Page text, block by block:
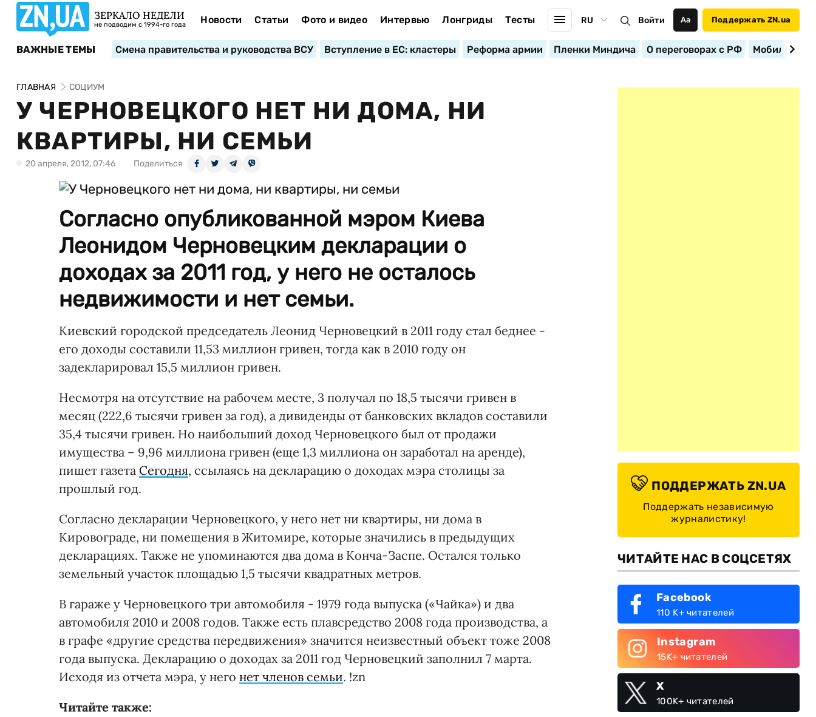
ЗЕРКАЛО НЕДЕЛИ
не подводим с 1994-го года Новости Статьи Фото и видео Интервью Лонгриды Тесты RU Войти Аа Поддержать ZN.ua
ВАЖНЫЕ ТЕМЫ Смена правительства и руководства ВСУ Вступление в ЕС: кластеры Реформа армии Пленки Миндича О переговорах с РФ
ГЛАВНАЯ СОЦИУМ
У ЧЕРНОВЕЦКОГО НЕТ НИ ДОМА, НИ
КВАРТИРЫ, НИ СЕМЬИ
20 апреля, 2012, 07:46 Поделиться
Согласно опубликованной мэром Киева
Леонидом Черновецким декларации о
доходах за 2011 год, у него не осталось
недвижимости и нет семьи.
Киевский городской председатель Леонид Черновецкий в 2011 году стал беднее -
его доходы составили 11,53 миллион гривен, тогда как в 2010 году он
задекларировал 15,5 миллион гривен.
Несмотря на отсутствие на рабочем месте, 3 получал по 18,5 тысячи гривен в
месяц (222,6 тысячи гривен за год), а дивиденды от банковских вкладов составили
35,4 тысячи гривен. Но наибольший доход Черновецкого был от продажи
имущества – 9,96 миллиона гривен (еще 1,3 миллиона он заработал на аренде),
пишет газета Сегодня, ссылаясь на декларацию о доходах мэра столицы за
прошлый год.
Согласно декларации Черновецкого, у него нет ни квартиры, ни дома в
Кировограде, ни помещения в Житомире, которые значились в предыдущих
декларациях. Также не упоминаются два дома в Конча-Заспе. Остался только
земельный участок площадью 1,5 тысячи квадратных метров.
В гараже у Черновецкого три автомобиля - 1979 года выпуска («Чайка») и два
автомобиля 2010 и 2008 годов. Также есть плавсредство 2008 года производства, а
в графе «другие средства передвижения» значится неизвестный объект тоже 2008
года выпуска. Декларацию о доходах за 2011 год Черновецкий заполнил 7 марта.
Исходя из отчета мэра, у него нет членов семьи. !zn
Читайте также:
ПОДДЕРЖАТЬ ZN.UA
Поддержать независимую
журналистику!
ЧИТАЙТЕ НАС В СОЦСЕТЯХ
Facebook
110 K+ читателей
Instagram
15K+ читателей
X
100K+ читателей